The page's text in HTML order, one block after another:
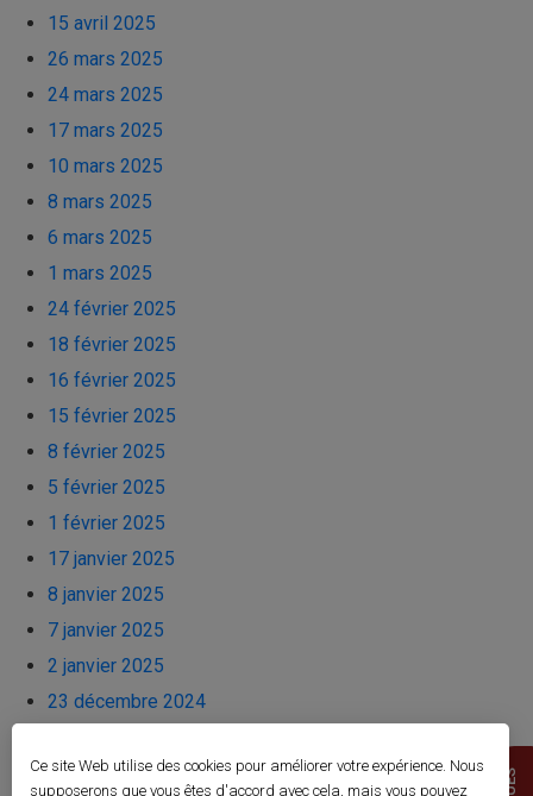
15 avril 2025
26 mars 2025
24 mars 2025
17 mars 2025
10 mars 2025
8 mars 2025
6 mars 2025
1 mars 2025
24 février 2025
18 février 2025
16 février 2025
15 février 2025
8 février 2025
5 février 2025
1 février 2025
17 janvier 2025
8 janvier 2025
7 janvier 2025
2 janvier 2025
23 décembre 2024
13 décembre 2024
Ce site Web utilise des cookies pour améliorer votre expérience. Nous
supposerons que vous êtes d'accord avec cela, mais vous pouvez